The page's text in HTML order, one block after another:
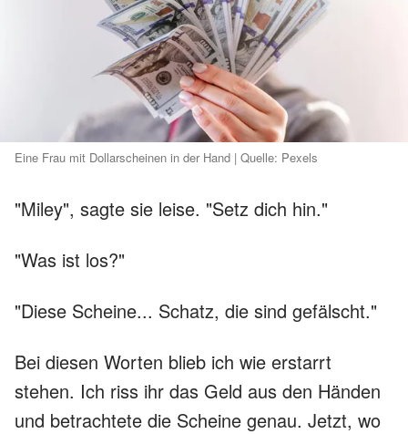
Eine Frau mit Dollarscheinen in der Hand | Quelle: Pexels
"Miley", sagte sie leise. "Setz dich hin."
"Was ist los?"
"Diese Scheine... Schatz, die sind gefälscht."
Bei diesen Worten blieb ich wie erstarrt
stehen. Ich riss ihr das Geld aus den Händen
und betrachtete die Scheine genau. Jetzt, wo